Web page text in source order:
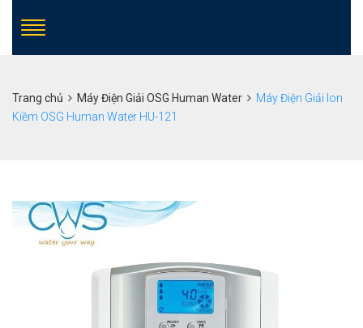
Trang chủ Máy Điện Giải OSG Human Water
Máy Điện Giải Ion
Kiềm OSG Human Water HU-121